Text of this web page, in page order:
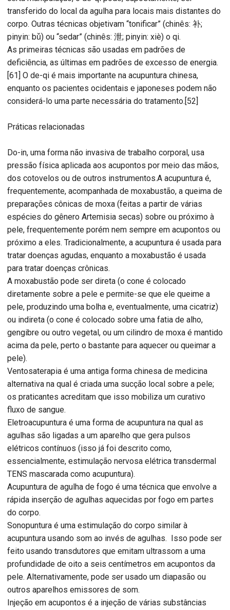
transferido do local da agulha para locais mais distantes do
corpo. Outras técnicas objetivam “tonificar” (chinês: 补;
pinyin: bǔ) ou “sedar” (chinês: 泄; pinyin: xiè) o qi.
As primeiras técnicas são usadas em padrões de
deficiência, as últimas em padrões de excesso de energia.
[61] O de-qi é mais importante na acupuntura chinesa,
enquanto os pacientes ocidentais e japoneses podem não
considerá-lo uma parte necessária do tratamento.[52]
Práticas relacionadas
Do-in, uma forma não invasiva de trabalho corporal, usa
pressão física aplicada aos acupontos por meio das mãos,
dos cotovelos ou de outros instrumentos.A acupuntura é,
frequentemente, acompanhada de moxabustão, a queima de
preparações cônicas de moxa (feitas a partir de várias
espécies do gênero Artemisia secas) sobre ou próximo à
pele, frequentemente porém nem sempre em acupontos ou
próximo a eles. Tradicionalmente, a acupuntura é usada para
tratar doenças agudas, enquanto a moxabustão é usada
para tratar doenças crônicas.
A moxabustão pode ser direta (o cone é colocado
diretamente sobre a pele e permite-se que ele queime a
pele, produzindo uma bolha e, eventualmente, uma cicatriz)
ou indireta (o cone é colocado sobre uma fatia de alho,
gengibre ou outro vegetal, ou um cilindro de moxa é mantido
acima da pele, perto o bastante para aquecer ou queimar a
pele).
Ventosaterapia é uma antiga forma chinesa de medicina
alternativa na qual é criada uma sucção local sobre a pele;
os praticantes acreditam que isso mobiliza um curativo
fluxo de sangue.
Eletroacupuntura é uma forma de acupuntura na qual as
agulhas são ligadas a um aparelho que gera pulsos
elétricos contínuos (isso já foi descrito como,
essencialmente, estimulação nervosa elétrica transdermal
TENS mascarada como acupuntura).
Acupuntura de agulha de fogo é uma técnica que envolve a
rápida inserção de agulhas aquecidas por fogo em partes
do corpo.
Sonopuntura é uma estimulação do corpo similar à
acupuntura usando som ao invés de agulhas. Isso pode ser
feito usando transdutores que emitam ultrassom a uma
profundidade de oito a seis centímetros em acupontos da
pele. Alternativamente, pode ser usado um diapasão ou
outros aparelhos emissores de som.
Injeção em acupontos é a injeção de várias substâncias